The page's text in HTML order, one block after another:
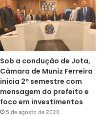
Sob a condução de Jota,
Câmara de Muniz Ferreira
inicia 2º semestre com
mensagem do prefeito e
foco em investimentos
5 de agosto de 2026